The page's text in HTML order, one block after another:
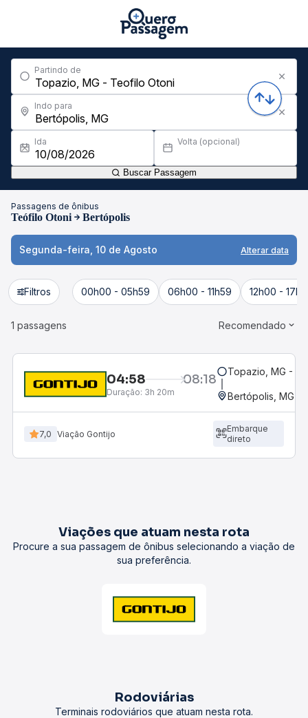
Partindo de
Indo para
Ida Volta (opcional)
Buscar Passagem
Passagens de ônibus
Teófilo Otoni Bertópolis
Segunda-feira, 10 de Agosto Alterar data
Filtros 00h00 - 05h59 06h00 - 11h59 12h00 -
1 passagens Recomendado
04:58 08:18
Duração: 3h 20m
Topazio, MG -
Bertópolis, MG
7,0 Viação Gontijo
Embarque
direto
Viações que atuam nesta rota
Procure a sua passagem de ônibus selecionando a viação de
sua preferência.
Rodoviárias
Terminais rodoviários que atuam nesta rota.